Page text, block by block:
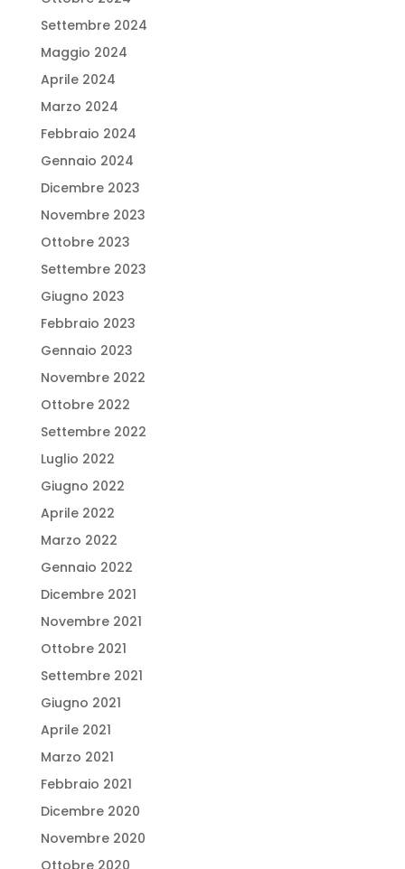
Settembre 2024
Maggio 2024
Aprile 2024
Marzo 2024
Febbraio 2024
Gennaio 2024
Dicembre 2023
Novembre 2023
Ottobre 2023
Settembre 2023
Giugno 2023
Febbraio 2023
Gennaio 2023
Novembre 2022
Ottobre 2022
Settembre 2022
Luglio 2022
Giugno 2022
Aprile 2022
Marzo 2022
Gennaio 2022
Dicembre 2021
Novembre 2021
Ottobre 2021
Settembre 2021
Giugno 2021
Aprile 2021
Marzo 2021
Febbraio 2021
Dicembre 2020
Novembre 2020